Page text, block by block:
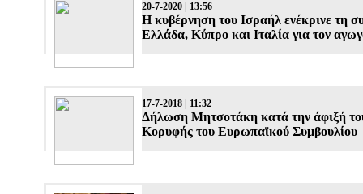
20-7-2020 | 13:56
Η κυβέρνηση του Ισραήλ ενέκρινε τη
Ελλάδα, Κύπρο και Ιταλία για τον
17-7-2018 | 11:32
Δήλωση Μητσοτάκη κατά την άφιξή
Κορυφής του Ευρωπαϊκού Συμβουλίου